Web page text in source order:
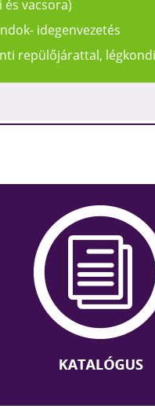
vacsora)
idegenvezetés
repülőjárattal,